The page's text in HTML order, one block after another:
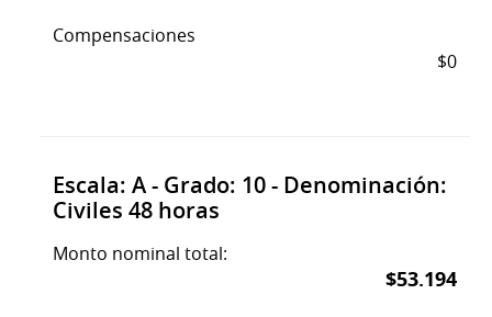
Compensaciones
$0
Escala: A - Grado: 10 - Denominación:
Civiles 48 horas
Monto nominal total:
$53.194